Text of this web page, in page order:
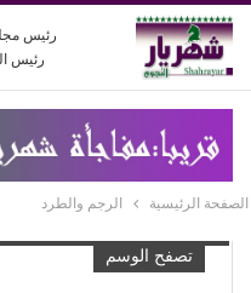
رئيس
رئيس
الصفحة الرئيسية الرجم والطرد
تصفح الوسم